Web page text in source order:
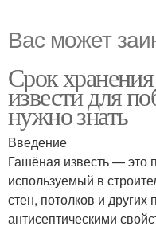
Вас может
Срок
извести для
нужно знать
Введение
Гашёная известь — это
используемый в
стен, потолков и
антисептическими